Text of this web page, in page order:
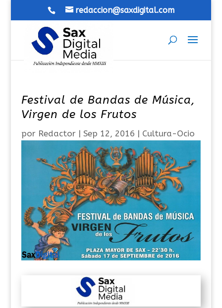
redaccion@saxdigital.com
Festival de Bandas de Música,
Virgen de los Frutos
por Redactor| Sep 12, 2016 | Cultura-Ocio